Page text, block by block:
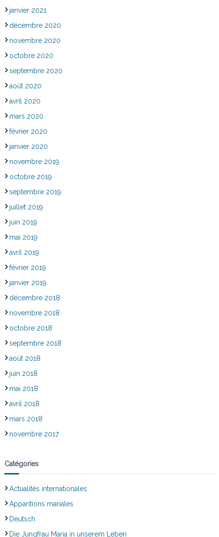
janvier 2021
décembre 2020
novembre 2020
octobre 2020
septembre 2020
août 2020
avril 2020
mars 2020
février 2020
janvier 2020
novembre 2019
octobre 2019
septembre 2019
juillet 2019
juin 2019
mai 2019
avril 2019
février 2019
janvier 2019
décembre 2018
novembre 2018
octobre 2018
septembre 2018
août 2018
juin 2018
mai 2018
avril 2018
mars 2018
novembre 2017
Catégories
Actualités internationales
Apparitions mariales
Deutsch
Die Jungfrau Maria in unserem Leben